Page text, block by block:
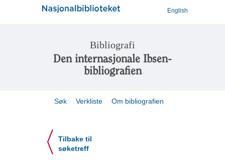
English
Bibliografi
Den internasjonale Ibsen-
bibliografien
Søk Verkliste Om bibliografien
Tilbake til
søketreff